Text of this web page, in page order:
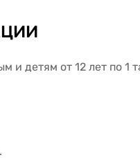
и детям от 12 лет по 1